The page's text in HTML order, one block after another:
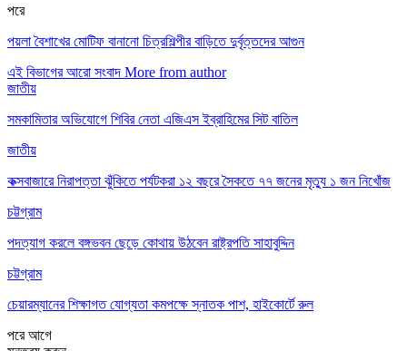
পরে
পয়লা বৈশাখের মোটিফ বানানো চিত্রশিল্পীর বাড়িতে দুর্বৃত্তদের আগুন
এই বিভাগের আরো সংবাদ More from author
জাতীয়
সমকামিতার অভিযোগে শিবির নেতা এজিএস ইব্রাহিমের সিট বাতিল
জাতীয়
কক্সবাজারে নিরাপত্তা ঝুঁকিতে পর্যটকরা ১২ বছরে সৈকতে ৭৭ জনের মৃত্যু ১ জন নিখোঁজ
চট্টগ্রাম
পদত্যাগ করলে বঙ্গভবন ছেড়ে কোথায় উঠবেন রাষ্ট্রপতি সাহাবুদ্দিন
চট্টগ্রাম
চেয়ারম্যানের শিক্ষাগত যোগ্যতা কমপক্ষে স্নাতক পাশ, হাইকোর্টে রুল
পরেআগে